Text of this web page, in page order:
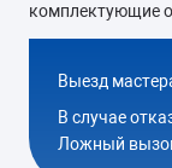
комплектующие
Выезд
В случае
Ложный